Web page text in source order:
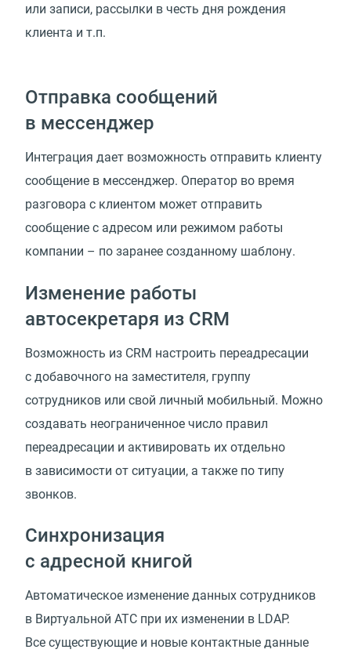
или записи, рассылки в честь дня рождения
клиента и т.п.
Отправка сообщений
в мессенджер
Интеграция дает возможность отправить клиенту
сообщение в мессенджер. Оператор во время
разговора с клиентом может отправить
сообщение с адресом или режимом работы
компании – по заранее созданному шаблону.
Изменение работы
автосекретаря из CRM
Возможность из CRM настроить переадресации
с добавочного на заместителя, группу
сотрудников или свой личный мобильный. Можно
создавать неограниченное число правил
переадресации и активировать их отдельно
в зависимости от ситуации, а также по типу
звонков.
Синхронизация
с адресной книгой
Автоматическое изменение данных сотрудников
в Виртуальной АТС при их изменении в LDAP.
Все существующие и новые контактные данные